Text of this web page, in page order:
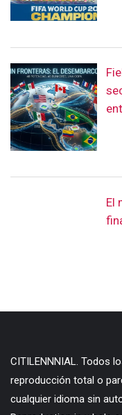
El
CITILENNNIAL. Todos
reproducción total o
cualquier idioma sin